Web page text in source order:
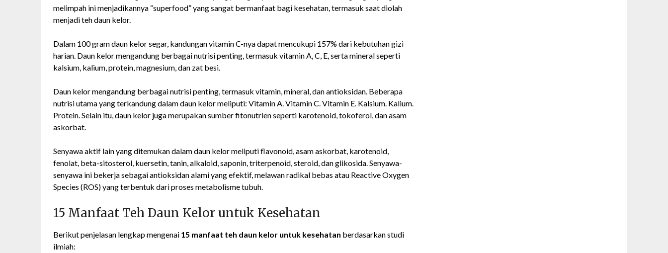
melimpah ini menjadikannya “superfood” yang sangat bermanfaat bagi kesehatan, termasuk saat diolah
menjadi teh daun kelor.
Dalam 100 gram daun kelor segar, kandungan vitamin C-nya dapat mencukupi 157% dari kebutuhan gizi
harian. Daun kelor mengandung berbagai nutrisi penting, termasuk vitamin A, C, E, serta mineral seperti
kalsium, kalium, protein, magnesium, dan zat besi.
Daun kelor mengandung berbagai nutrisi penting, termasuk vitamin, mineral, dan antioksidan. Beberapa
nutrisi utama yang terkandung dalam daun kelor meliputi: Vitamin A. Vitamin C. Vitamin E. Kalsium. Kalium.
Protein. Selain itu, daun kelor juga merupakan sumber fitonutrien seperti karotenoid, tokoferol, dan asam
askorbat.
Senyawa aktif lain yang ditemukan dalam daun kelor meliputi flavonoid, asam askorbat, karotenoid,
fenolat, beta-sitosterol, kuersetin, tanin, alkaloid, saponin, triterpenoid, steroid, dan glikosida. Senyawa-
senyawa ini bekerja sebagai antioksidan alami yang efektif, melawan radikal bebas atau Reactive Oxygen
Species (ROS) yang terbentuk dari proses metabolisme tubuh.
15 Manfaat Teh Daun Kelor untuk Kesehatan
Berikut penjelasan lengkap mengenai 15 manfaat teh daun kelor untuk kesehatan berdasarkan studi
ilmiah: